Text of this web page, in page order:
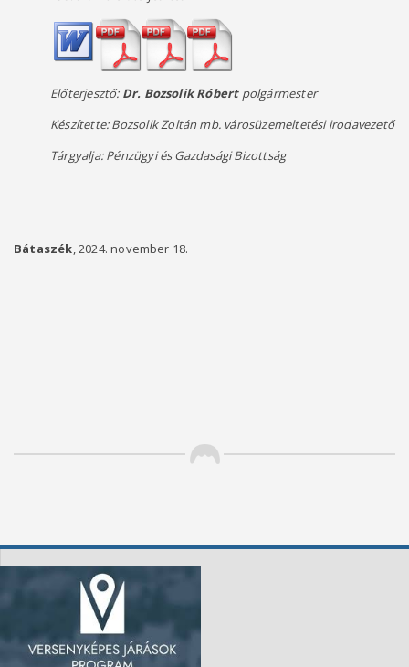
Előterjesztő: Dr. Bozsolik Róbert polgármester
Készítette: Bozsolik Zoltán mb. városüzemeltetési irodavezető
Tárgyalja: Pénzügyi és Gazdasági Bizottság
Bátaszék, 2024. november 18.